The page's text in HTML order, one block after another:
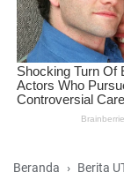
Beranda Berita